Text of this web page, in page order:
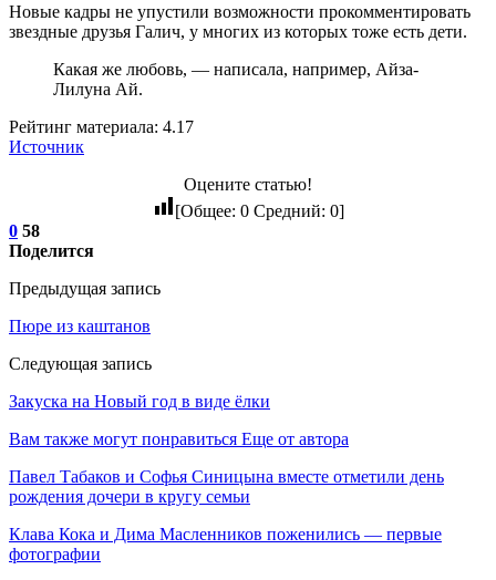
Новые кадры не упустили возможности прокомментировать
звездные друзья Галич, у многих из которых тоже есть дети.
Какая же любовь, — написала, например, Айза-
Лилуна Ай.
Рейтинг материала: 4.17
Источник
Оцените статью!
[Общее: 0Средний: 0]
0 58
Поделится
Предыдущая запись
Пюре из каштанов
Следующая запись
Закуска на Новый год в виде ёлки
Вам также могут понравиться Еще от автора
Павел Табаков и Софья Синицына вместе отметили день
рождения дочери в кругу семьи
Клава Кока и Дима Масленников поженились — первые
фотографии